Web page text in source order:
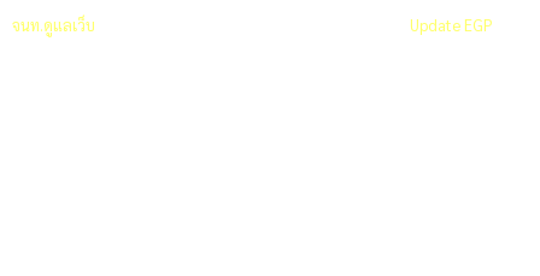
จนท.ดูแลเว็บ Update EGP